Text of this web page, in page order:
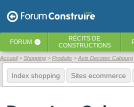
FORUM ‹ RÉCITS DE
CONSTRUCTIONS
Accueil Shopping Produits Avis Decotec Cabourg
Index shopping Sites ecommerce